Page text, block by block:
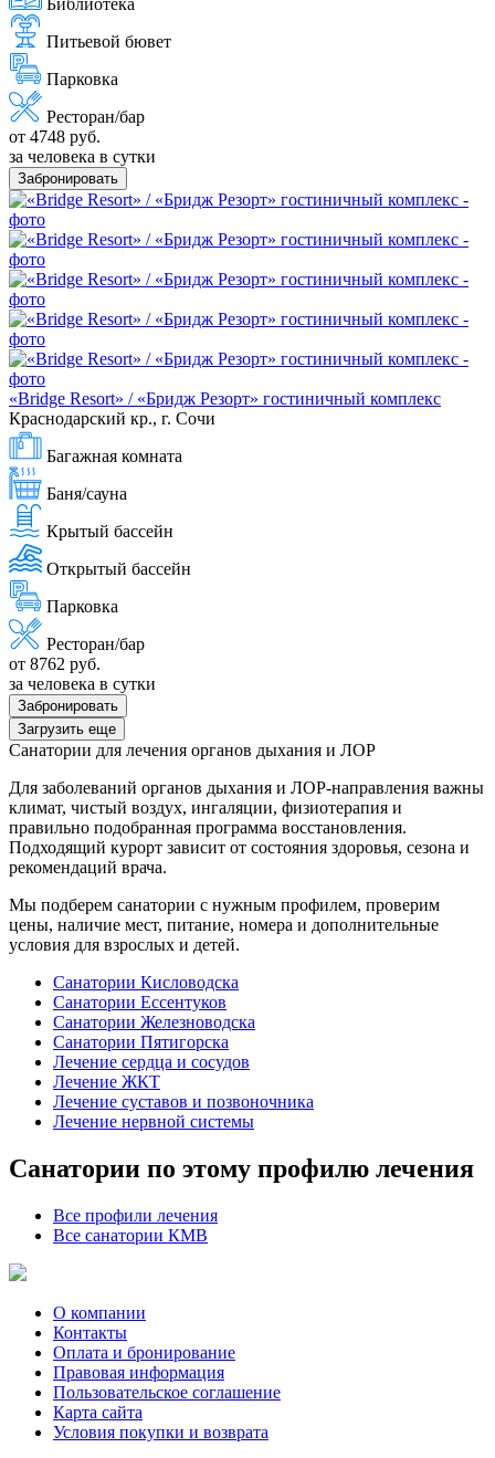
Питьевой бювет
Парковка
Ресторан/бар
от 4748 руб.
за человека в сутки
Забронировать
«Bridge Resort» / «Бридж Резорт» гостиничный комплекс
Краснодарский кр., г. Сочи
Багажная комната
Баня/сауна
Крытый бассейн
Открытый бассейн
Парковка
Ресторан/бар
от 8762 руб.
за человека в сутки
Забронировать
Загрузить еще
Санатории для лечения органов дыхания и ЛОР
Для заболеваний органов дыхания и ЛОР-направления важны
климат, чистый воздух, ингаляции, физиотерапия и
правильно подобранная программа восстановления.
Подходящий курорт зависит от состояния здоровья, сезона и
рекомендаций врача.
Мы подберем санатории с нужным профилем, проверим
цены, наличие мест, питание, номера и дополнительные
условия для взрослых и детей.
Санатории Кисловодска
Санатории Ессентуков
Санатории Железноводска
Санатории Пятигорска
Лечение сердца и сосудов
Лечение ЖКТ
Лечение суставов и позвоночника
Лечение нервной системы
Санатории по этому профилю лечения
Все профили лечения
Все санатории КМВ
О компании
Контакты
Оплата и бронирование
Правовая информация
Пользовательское соглашение
Карта сайта
Условия покупки и возврата